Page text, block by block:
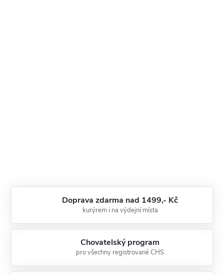
Doprava zdarma nad 1499,- Kč
kurýrem i na výdejní místa
Chovatelský program
pro všechny registrované CHS